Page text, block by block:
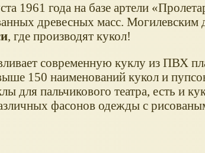
1961 года на базе артели
древесных масс. Могилевским
, где производят кукол!
современную куклу из ПВХ
150 наименований кукол и
для пальчикового театра, есть и
фасонов одежды с